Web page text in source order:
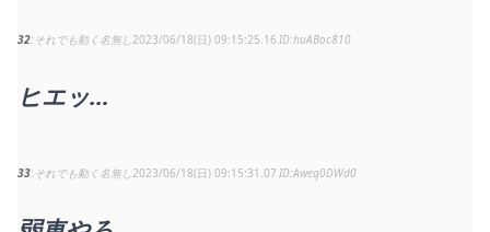
32 それでも動く名無し2023/06/18(日) 09:15:25.16 huABoc810
ヒエッ…
33 それでも動く名無し2023/06/18(日) 09:15:31.07 Aweq0DWd0